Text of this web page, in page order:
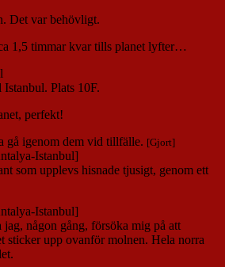
Det var behövligt.
1,5 timmar kvar tills planet lyfter…
Plats 10F.
perfekt!
gå igenom dem vid tillfälle. [Gjort]
som upplevs hisnade tjusigt, genom ett
jag, någon gång, försöka mig på att
sticker upp ovanför molnen. Hela norra